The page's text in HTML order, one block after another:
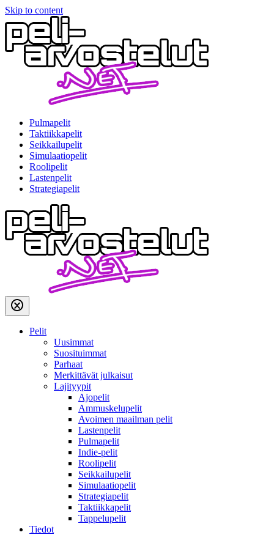
Skip to content
Pulmapelit
Taktiikkapelit
Seikkailupelit
Simulaatiopelit
Roolipelit
Lastenpelit
Strategiapelit
Pelit
Uusimmat
Suosituimmat
Parhaat
Merkittävät julkaisut
Lajityypit
Ajopelit
Ammuskelupelit
Avoimen maailman pelit
Lastenpelit
Pulmapelit
Indie-pelit
Roolipelit
Seikkailupelit
Simulaatiopelit
Strategiapelit
Taktiikkapelit
Tappelupelit
Tiedot